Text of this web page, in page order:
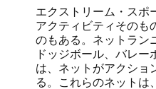
エクストリーム・スポ
アクティビティそのも
のもある。ネットラン
ドッジボール、バレー
は、ネットがアクショ
る。これらのネットは